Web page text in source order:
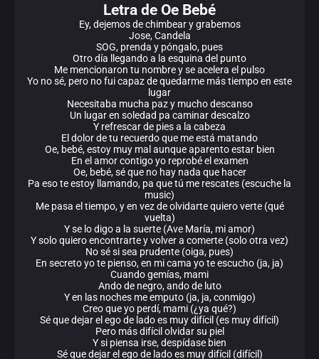
Letra de Oe Bebé
Ey, dejemos de chimbear y grabemos
Jose, Candela
SOG, prenda y póngalo, pues
Otro día llegando a la esquina del punto
Me mencionaron tu nombre y se acelera el pulso
Yo no sé, pero no fui capaz de quedarme más tiempo en este
lugar
Necesitaba mucha paz y mucho descanso
Un lugar en soledad pa caminar descalzo
Y refrescar de pies a la cabeza
El dolor de tu recuerdo que me está matando
Oe, bebé, estoy muy mal aunque aparento estar bien
En el amor contigo yo reprobé el examen
Oe, bebé, sé que no hay nada que hacer
Pa eso te estoy llamando, pa que tú me rescates (escuche la
music)
Me pasa el tiempo, y en vez de olvidarte quiero verte (qué
vuelta)
Y se lo digo a la suerte (Ave María, mi amor)
Y solo quiero encontrarte y volver a comerte (solo otra vez)
No sé si sea prudente (oiga, pues)
En secreto yo te pienso, en mi cama yo te escucho (ja, ja)
Cuando gemías, mami
Ando de negro, ando de luto
Y en las noches me emputo (ja, ja, conmigo)
Creo que yo perdí, mami (¿ya qué?)
Sé que dejar el ego de lado es muy difícil (es muy difícil)
Pero más difícil olvidar su piel
Y si piensa irse, despídase bien
Sé que dejar el ego de lado es muy difícil (difícil)